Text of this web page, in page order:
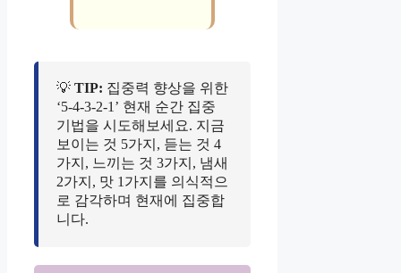
💡 TIP: 집중력 향상을 위한
‘5-4-3-2-1’ 현재 순간 집중
기법을 시도해보세요. 지금
보이는 것 5가지, 듣는 것 4
가지, 느끼는 것 3가지, 냄새
2가지, 맛 1가지를 의식적으
로 감각하며 현재에 집중합
니다.